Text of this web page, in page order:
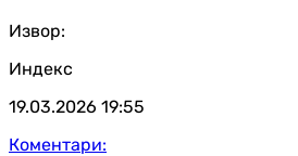
Извор:
Индекс
19.03.2026 19:55
Коментари: